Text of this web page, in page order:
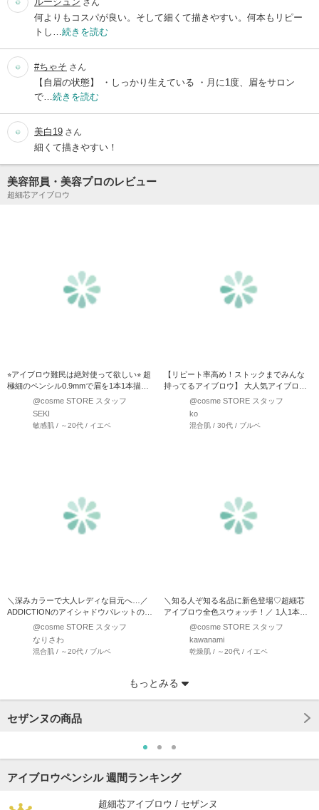
何よりもコスパが良い。そして細くて描きやすい。何本もリピー
トし… 続きを読む
#ちゃそ さん
【自眉の状態】 ・しっかり生えている ・月に1度、眉をサロン
で… 続きを読む
美白19 さん
細くて描きやすい！
美容部員・美容プロのレビュー
超細芯アイブロウ
⭐︎アイブロウ難民は絶対使って欲しい⭐︎ 超
極細のペンシル0.9mmで眉を1本1本描け
ちゃう！ …@cosme STORE スタッフ
SEKI
敏感肌 / ～20代 / イエベ
【リピート率高め！ストックまでみんな
持ってるアイブロウ】 大人気アイブロウ
ペンシル！ リピート…
@cosme STORE スタッフ
ko
混合肌 / 30代 / ブルベ
＼深みカラーで大人レディな目元へ…／
ADDICTIONのアイシャドウパレットの中
で私的イチオシ…
@cosme STORE スタッフ
なりさわ
混合肌 / ～20代 / ブルベ
＼知る人ぞ知る名品に新色登場♡超細芯
アイブロウ全色スウォッチ！／ 1人1本は
持ってる？レベルのア…
@cosme STORE スタッフ
kawanami
乾燥肌 / ～20代 / イエベ
もっとみる
セザンヌの商品
アイブロウペンシル 週間ランキング
超細芯アイブロウ / セザンヌ